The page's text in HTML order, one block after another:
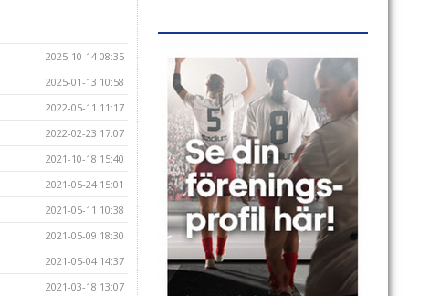
2025-10-14 08:35
2025-01-13 10:58
2022-05-11 11:17
2022-02-23 17:07
2021-10-18 15:40
2021-05-24 15:01
2021-05-11 10:38
2021-05-09 18:30
2021-05-04 14:37
2021-03-18 13:07